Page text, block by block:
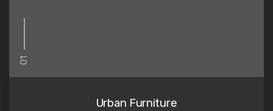
01
Urban Furniture